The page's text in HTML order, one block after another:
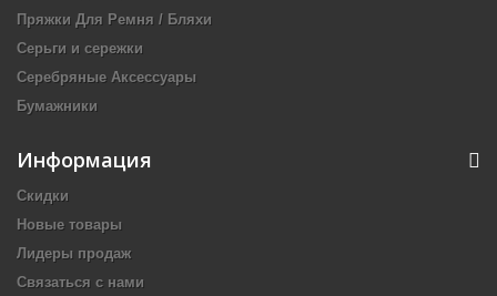
Пряжки Для Ремня / Бляхи
Серьги и сережки
Серебряные Аксессуары
Бумажники
Информация
Скидки
Новые товары
Лидеры продаж
Связаться с нами